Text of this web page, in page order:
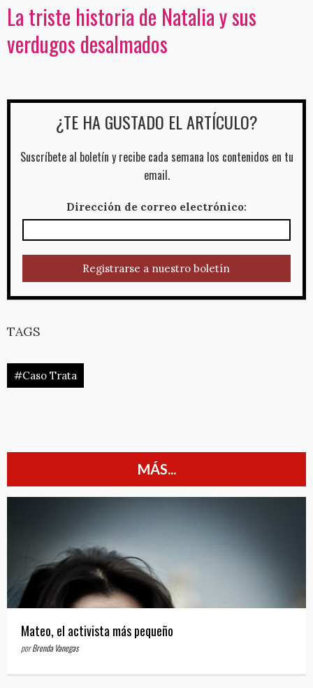
La triste historia de Natalia y sus
verdugos desalmados
¿TE HA GUSTADO EL ARTÍCULO?
Suscríbete al boletín y recibe cada semana los contenidos en tu
email.
Dirección de correo electrónico:
TAGS
#Caso Trata
MÁS...
Mateo, el activista más pequeño
porBrenda Vanegas